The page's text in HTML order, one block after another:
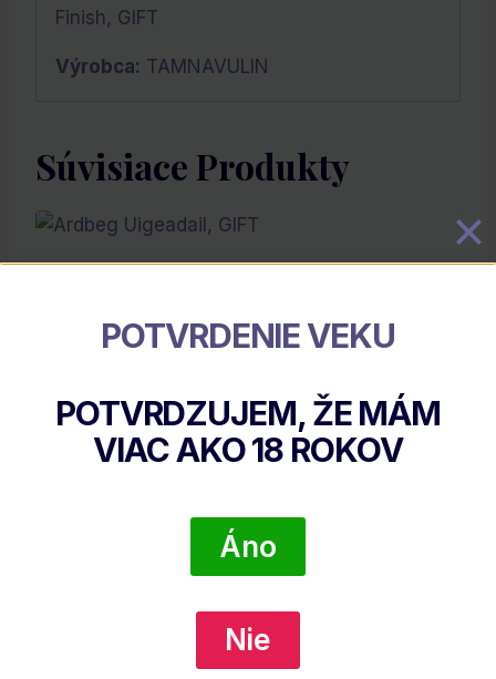
Finish, GIFT
Výrobca: TAMNAVULIN
Súvisiace Produkty
DETAIL PRODUKTU
POTVRDENIE VEKU
POTVRDZUJEM, ŽE MÁM
VIAC AKO18 ROKOV
Áno
Nie